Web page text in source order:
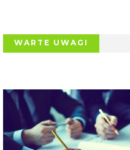
WARTE UWAGI